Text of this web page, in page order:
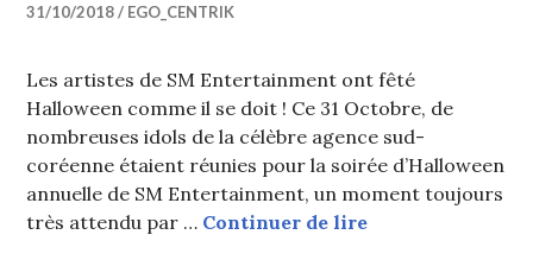
31/10/2018 EGO_CENTRIK
Les artistes de SM Entertainment ont fêté
Halloween comme il se doit ! Ce 31 Octobre, de
nombreuses idols de la célèbre agence sud-
coréenne étaient réunies pour la soirée d’Halloween
annuelle de SM Entertainment, un moment toujours
très attendu par … Continuer de lireDécouvrez les